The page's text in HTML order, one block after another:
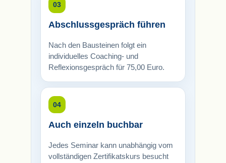
03
Abschlussgespräch führen
Nach den Bausteinen folgt ein
individuelles Coaching- und
Reflexionsgespräch für 75,00 Euro.
04
Auch einzeln buchbar
Jedes Seminar kann unabhängig vom
vollständigen Zertifikatskurs besucht